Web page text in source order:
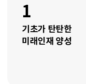
1
기초가 탄탄한
미래인재 양성